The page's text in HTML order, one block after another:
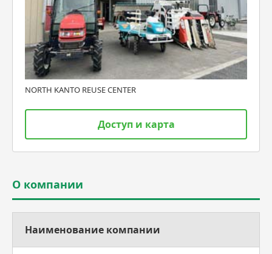
NORTH KANTO REUSE CENTER
Доступ и карта
О компании
Наименование компании